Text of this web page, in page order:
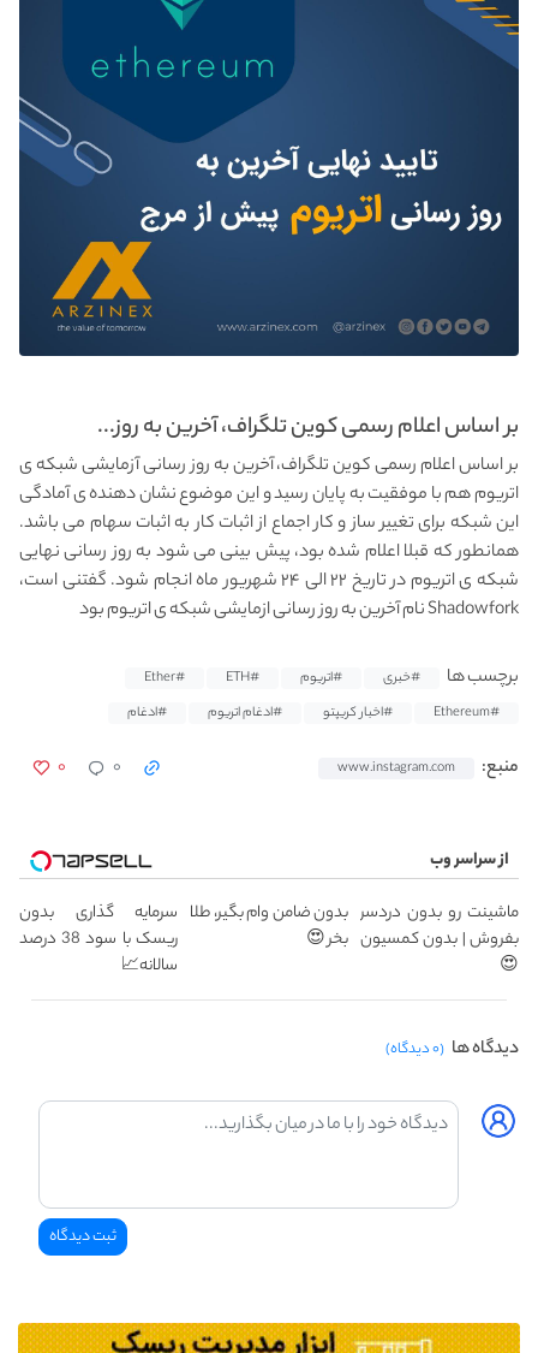
بر اساس اعلام رسمی کوین تلگراف، آخرین به روز...
بر اساس اعلام رسمی کوین تلگراف، آخرین به روز رسانی آزمایشی شبکه ی
اتریوم هم با موفقیت به پایان رسید و این موضوع نشان دهنده ی آمادگی
این شبکه برای تغییر ساز و کار اجماع از اثبات کار به اثبات سهام می باشد.
همانطور که قبلا اعلام شده بود، پیش بینی می شود به روز رسانی نهایی
شبکه ی اتریوم در تاریخ ۲۲ الی ۲۴ شهریور ماه انجام شود. گفتنی است،
Shadowfork نام آخرین به روز رسانی ازمایشی شبکه ی اتریوم بود
برچسب ها #خبری #اتریوم #ETH
#Ether
#Ethereum
#اخبار کریپتو #ادغام اتریوم #ادغام
منبع: www.instagram.com ۰ ۰
از سراسر وب
ماشینت رو بدون دردسر
بفروش | بدون کمسیون
😍
بدون ضامن وام بگیر، طلا
بخر 😍
سرمایه گذاری بدون
ریسک با سود 38 درصد
سالانه📈
دیدگاه ها (۰ دیدگاه)